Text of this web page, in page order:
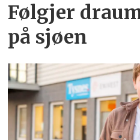
Følgjer
på sjøen